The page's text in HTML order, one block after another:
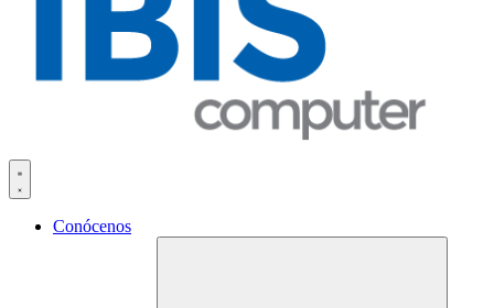
Conócenos